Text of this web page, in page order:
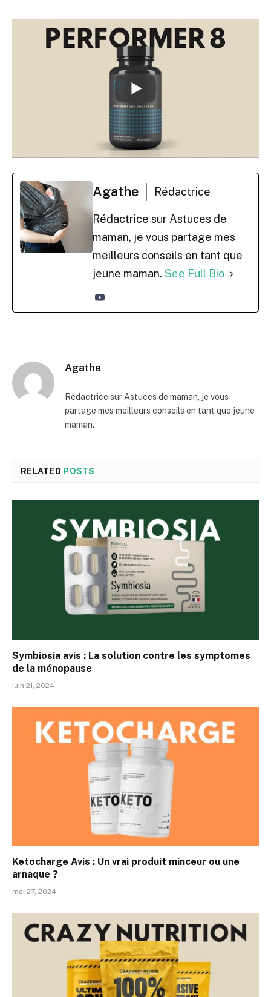
Agathe Rédactrice
Rédactrice sur Astuces de
maman, je vous partage mes
meilleurs conseils en tant que
jeune maman. See Full Bio
Agathe
Rédactrice sur Astuces de maman, je vous
partage mes meilleurs conseils en tant que jeune
maman.
RELATED POSTS
Symbiosia avis : La solution contre les symptomes
de la ménopause
juin 21, 2024
Ketocharge Avis : Un vrai produit minceur ou une
arnaque ?
mai 27, 2024